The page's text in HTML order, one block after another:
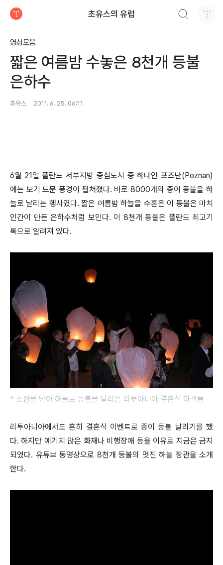
초유스의 유럽
영상모음
짧은 여름밤 수놓은 8천개 등불
은하수
초유스 2011. 6. 25. 06:11
6월 21일 폴란드 서부지방 중심도시 중 하나인 포즈난(Poznan)
에는 보기 드문 풍경이 펼쳐졌다. 바로 8000개의 종이 등불을 하
늘로 날리는 행사였다. 짧은 여름밤 하늘을 수혼은 이 등불은 마치
인간이 만든 은하수처럼 보인다. 이 8천개 등불은 폴란드 최고기
록으로 알려져 있다.
* 소원을 담아 하늘로 등불을 날리는 리투아니아 결혼식 하객들
리투아니아에서도 흔히 결혼식 이벤트로 종이 등불 날리기를 했
다. 하지만 예기치 않은 화재나 비행장애 등을 이유로 지금은 금지
되었다. 유튜브 동영상으로 8천개 등불의 멋진 하늘 장관을 소개
한다.